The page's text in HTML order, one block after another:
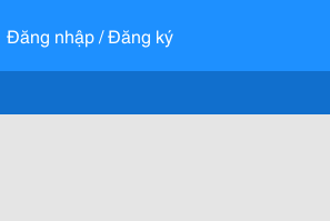
Đăng nhập / Đăng ký